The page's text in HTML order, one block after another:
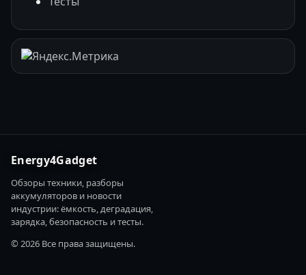
Energy4Gadget
Обзоры техники, разборы
аккумуляторов и новости
индустрии: ёмкость, деградация,
зарядка, безопасность и тесты.
© 2026 Все права защищены.